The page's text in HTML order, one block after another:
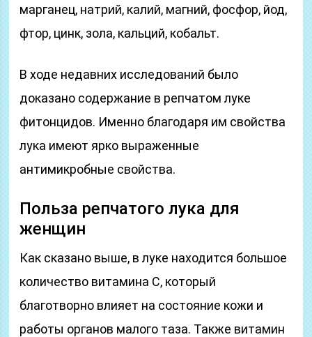
марганец, натрий, калий, магний, фосфор, йод,
фтор, цинк, зола, кальций, кобальт.
В ходе недавних исследований было
доказано содержание в репчатом луке
фитонцидов. Именно благодаря им свойства
лука имеют ярко выраженные
антимикробные свойства.
Польза репчатого лука для
женщин
Как сказано выше, в луке находится большое
количество витамина С, который
благотворно влияет на состояние кожи и
работы органов малого таза. Также витамин